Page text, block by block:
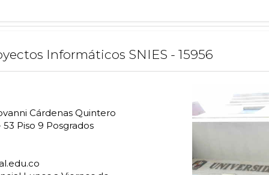
Informáticos SNIES - 15956
Cárdenas Quintero
Piso 9 Posgrados